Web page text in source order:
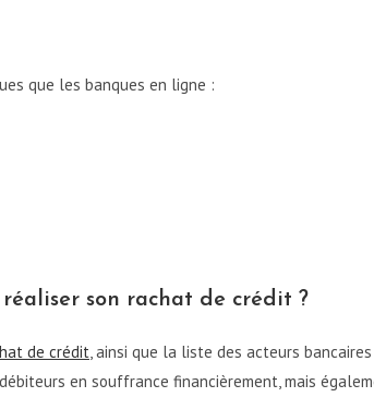
que les banques en ligne :
son rachat de crédit ?
de crédit, ainsi que la liste des acteurs
en souffrance financièrement, mais